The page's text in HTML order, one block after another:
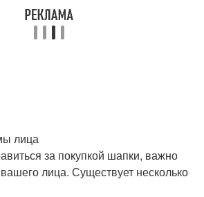
лица
за покупкой шапки, важно
лица. Существует несколько